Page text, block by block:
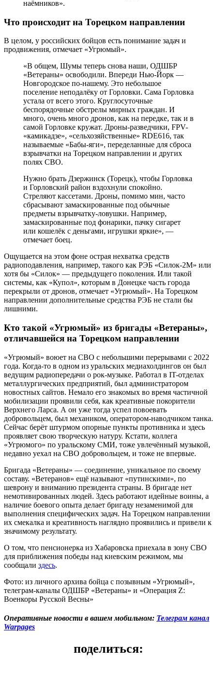
наёмников».
Что происходит на Торецком направлении
В целом, у российских бойцов есть понимание задач и
продвижения, отмечает «Угрюмый».
«В общем, Шумы теперь снова наши, ОДШБР
«Ветераны» освободили. Впереди Нью-Йорк —
Новгородское по-нашему. Это небольшое
поселение неподалёку от Горловки. Сама Горловка
устала от всего этого. Круглосуточные
беспорядочные обстрелы мирных граждан. И
много, очень много дронов, как на передке, так и в
самой Горловке кружат. Дроны-разведчики, FPV-
«камикадзе», «сельхозяйственные» RDE616, так
называемые «Бабы-яги», переделанные для сброса
взрывчатки на Торецком направлении и других
полях СВО.
Нужно брать Дзержинск (Торецк), чтобы Горловка
и Горловский район вздохнули спокойно.
Стреляют кассетами. Дроны, помимо мин, часто
сбрасывают замаскированные под обычные
предметы взрывчатку-ловушки. Например,
замаскированные под фонарики, пачку сигарет
или кошелёк с деньгами, игрушки яркие», —
отмечает боец.
Ощущается на этом фоне острая нехватка средств
радиоподавления, например, такого как РЭБ «Силок-2М» или
хотя бы «Силок» — предыдущего поколения. Или такой
системы, как «Купол», которым в Донецке часть города
перекрыли от дронов, отмечает «Угрюмый». На Торецком
направлении дополнительные средства РЭБ не стали бы
лишними.
Кто такой «Угрюмый» из бригады «Ветераны»,
отличавшейся на Торецком направлении
«Угрюмый» воюет на СВО с небольшими перерывами с 2022
года. Когда-то в одном из уральских медиахолдингов он был
ведущим радиопередачи о рок-музыке. Работал в IT-отделах
металлургических предприятий, был администратором
новостных сайтов. Немало его знакомых во время частичной
мобилизации проявили себя, как креативные покорители
Верхнего Ларса. А он уже тогда успел повоевать
добровольцем, был механиком, оператором-наводчиком танка.
Сейчас берёт штурмом опорные пункты противника и здесь
проявляет свою творческую натуру. Кстати, коллега
«Угрюмого» по уральскому СМИ, тоже увлечённый музыкой,
недавно уехал на СВО добровольцем, и тоже не впервые.
Бригада «Ветераны» — соединение, уникальное по своему
составу. «Ветеранов» ещё называют «путинскими», по
шеврону и вниманию президента страны. В бригаде нет
немотивированных людей. Здесь работают идейные воины, а
наличие боевого опыта делает бригаду незаменимой для
выполнения специфических задач. На Торецком направлении
их смекалка и креативность наглядно проявились и привели к
значимому результату.
О том, что пенсионерка из Хабаровска приехала в зону СВО
для приближения победы над киевским режимом, мы
сообщали здесь.
Фото: из личного архива бойца с позывным «Угрюмый»,
телеграм-каналы ОДШБР «Ветераны» и «Операция Z:
Военкоры Русской Весны»
Оперативные новости в вашем мобильном: Телеграм канал
Warpages
поделиться: